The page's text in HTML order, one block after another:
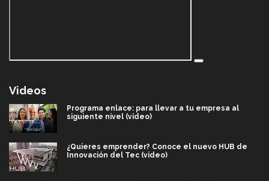
Videos
Programa enlace: para llevar a tu empresa al
siguiente nivel (video)
¿Quieres emprender? Conoce el nuevo HUB de
Innovación del Tec (video)